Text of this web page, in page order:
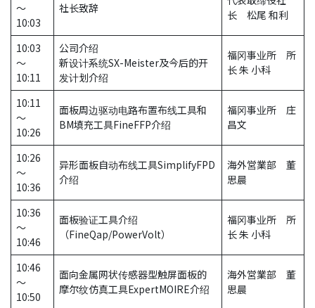
～
10:03
社长致辞
长 松尾 和利
10:03
～
10:11
公司介绍
新设计系统SX-Meister及今后的开
发计划介绍
福冈事业所 所
长 朱 小科
10:11
～
10:26
面板周边驱动电路布置布线工具和
BM填充工具FineFFP介绍
福冈事业所 庄
昌文
10:26
～
10:36
异形面板自动布线工具SimplifyFPD
介绍
海外営業部 董
思晨
10:36
～
10:46
面板验证工具介绍
（FineQap/PowerVolt）
福冈事业所 所
长 朱 小科
10:46
～
10:50
面向金属网状传感器型触屏面板的
摩尔纹仿真工具ExpertMOIRE介绍
海外営業部 董
思晨